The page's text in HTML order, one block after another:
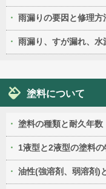
雨漏りの要因と修理方
雨漏り、すが漏れ、水
塗料について
塗料の種類と耐久年数
1液型と2液型の塗料の
油性(強溶剤、弱溶剤)